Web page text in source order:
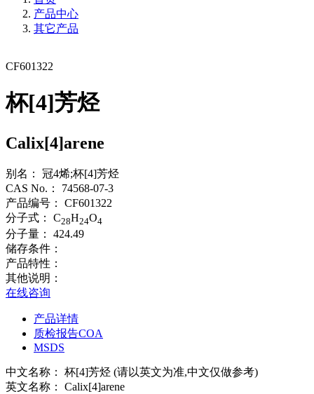
产品中心
其它产品
CF601322
杯[4]芳烃
Calix[4]arene
别名：
冠4烯;杯[4]芳烃
CAS No.：
74568-07-3
产品编号：
CF601322
分子式：
C28H24O4
分子量：
424.49
储存条件：
产品特性：
其他说明：
在线咨询
产品详情
质检报告COA
MSDS
中文名称： 杯[4]芳烃 (请以英文为准,中文仅做参考)
英文名称： Calix[4]arene